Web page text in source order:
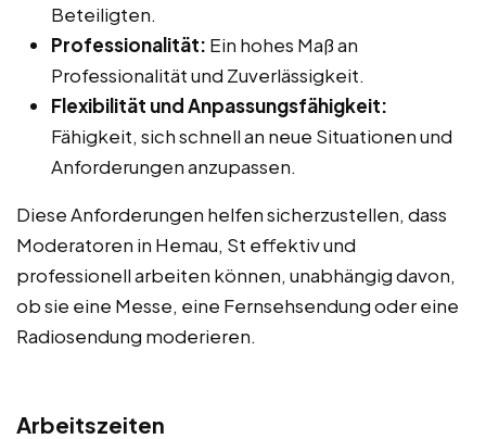
Beteiligten.
Professionalität: Ein hohes Maß an
Professionalität und Zuverlässigkeit.
Flexibilität und Anpassungsfähigkeit:
Fähigkeit, sich schnell an neue Situationen und
Anforderungen anzupassen.
Diese Anforderungen helfen sicherzustellen, dass
Moderatoren in Hemau, St effektiv und
professionell arbeiten können, unabhängig davon,
ob sie eine Messe, eine Fernsehsendung oder eine
Radiosendung moderieren.
Arbeitszeiten